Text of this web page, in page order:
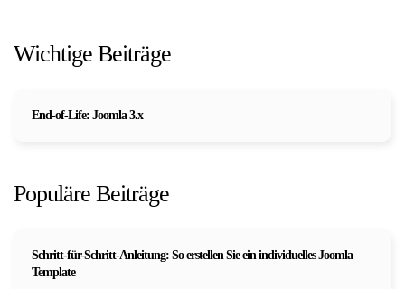
Wichtige Beiträge
End-of-Life: Joomla 3.x
Populäre Beiträge
Schritt-für-Schritt-Anleitung: So erstellen Sie ein individuelles Joomla
Template